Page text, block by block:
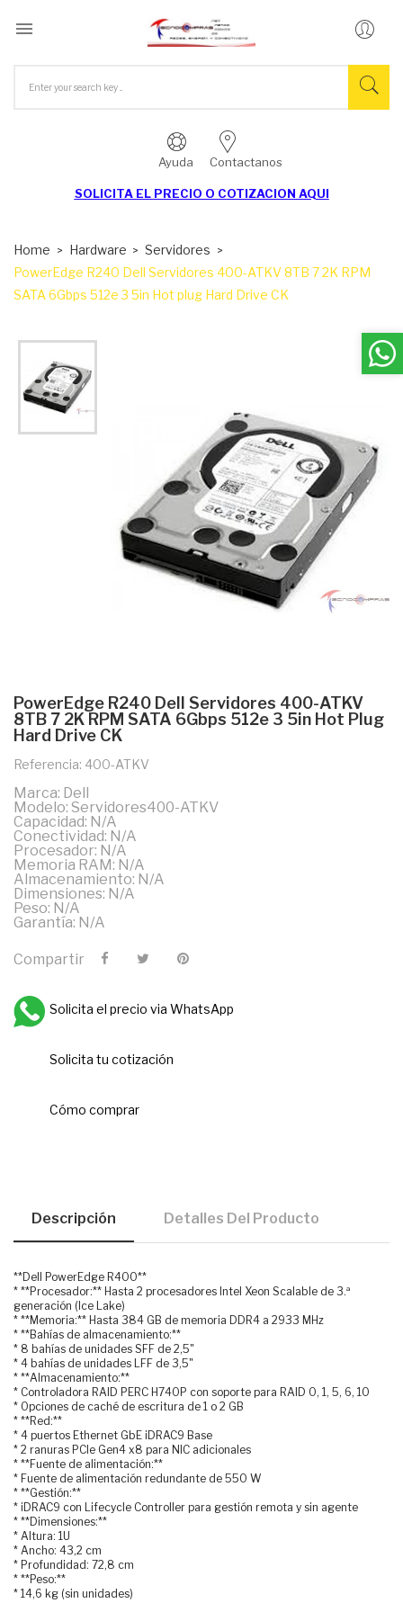

Ayuda Contactanos
SOLICITA EL PRECIO O COTIZACION AQUI
Home Hardware
Servidores
PowerEdge R240 Dell Servidores 400-ATKV 8TB 7 2K RPM
SATA 6Gbps 512e 3 5in Hot plug Hard Drive CK
PowerEdge R240 Dell Servidores 400-ATKV
8TB 7 2K RPM SATA 6Gbps 512e 3 5in Hot Plug
Hard Drive CK
Referencia: 400-ATKV
Marca: Dell
Modelo: Servidores400-ATKV
Capacidad: N/A
Conectividad: N/A
Procesador: N/A
Memoria RAM: N/A
Almacenamiento: N/A
Dimensiones: N/A
Peso: N/A
Garantía: N/A
Compartir
Solicita el precio via WhatsApp
Solicita tu cotización
Cómo comprar
Descripción Detalles Del Producto
**Dell PowerEdge R400**
* **Procesador:** Hasta 2 procesadores Intel Xeon Scalable de 3.ª
generación (Ice Lake)
* **Memoria:** Hasta 384 GB de memoria DDR4 a 2933 MHz
* **Bahías de almacenamiento:**
* 8 bahías de unidades SFF de 2,5"
* 4 bahías de unidades LFF de 3,5"
* **Almacenamiento:**
* Controladora RAID PERC H740P con soporte para RAID 0, 1, 5, 6, 10
* Opciones de caché de escritura de 1 o 2 GB
* **Red:**
* 4 puertos Ethernet GbE iDRAC9 Base
* 2 ranuras PCIe Gen4 x8 para NIC adicionales
* **Fuente de alimentación:**
* Fuente de alimentación redundante de 550 W
* **Gestión:**
* iDRAC9 con Lifecycle Controller para gestión remota y sin agente
* **Dimensiones:**
* Altura: 1U
* Ancho: 43,2 cm
* Profundidad: 72,8 cm
* **Peso:**
* 14,6 kg (sin unidades)